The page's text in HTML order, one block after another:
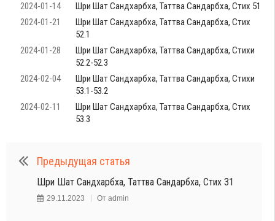
2024-01-14
Шри Шат Сандхарбха, Таттва Сандарбха, Стих 51
2024-01-21
Шри Шат Сандхарбха, Таттва Сандарбха, Стих
52.1
2024-01-28
Шри Шат Сандхарбха, Таттва Сандарбха, Стихи
52.2-52.3
2024-02-04
Шри Шат Сандхарбха, Таттва Сандарбха, Стихи
53.1-53.2
2024-02-11
Шри Шат Сандхарбха, Таттва Сандарбха, Стих
53.3
Предыдущая статья
Шри Шат Сандхарбха, Таттва Сандарбха, Стих 31
29.11.2023 От admin